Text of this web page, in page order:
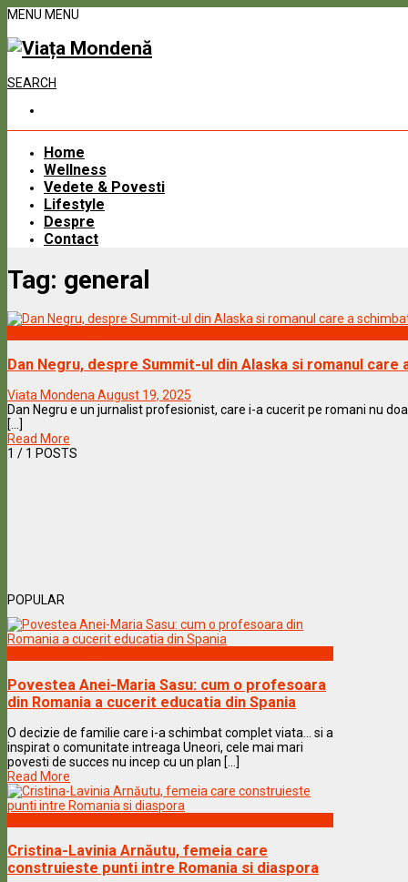
MENU MENU
SEARCH
Home
Wellness
Vedete & Povesti
Lifestyle
Despre
Contact
Tag: general
Dan Negru, despre Summit-ul din Alaska si romanul
Viata Mondena August 19, 2025
Dan Negru e un jurnalist profesionist, care i-a cucerit pe romani nu
[...]
Read More
1 / 1 POSTS
POPULAR
Povestea Anei-Maria Sasu: cum o profesoara
din Romania a cucerit educatia din Spania
O decizie de familie care i-a schimbat complet viata… si a
inspirat o comunitate intreaga Uneori, cele mai mari
povesti de succes nu incep cu un plan [...]
Read More
Cristina-Lavinia Arnăutu, femeia care
construieste punti intre Romania si diaspora